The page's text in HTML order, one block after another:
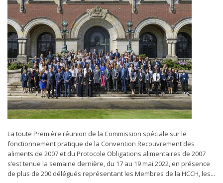
La toute Première réunion de la Commission spéciale sur le
fonctionnement pratique de la Convention Recouvrement des
aliments de 2007 et du Protocole Obligations alimentaires de 2007
s’est tenue la semaine dernière, du 17 au 19 mai 2022, en présence
de plus de 200 délégués représentant les Membres de la HCCH, les...